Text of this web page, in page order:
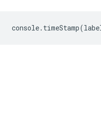
console. timeStamp(